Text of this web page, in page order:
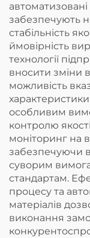
забезпечують
стабільність
ймовірність
технології
вносити зміни
можливість
характеристики,
особливим
контролю
моніторинг на
забезпечуючи
суворим
стандартам.
процесу та
матеріалів
виконання